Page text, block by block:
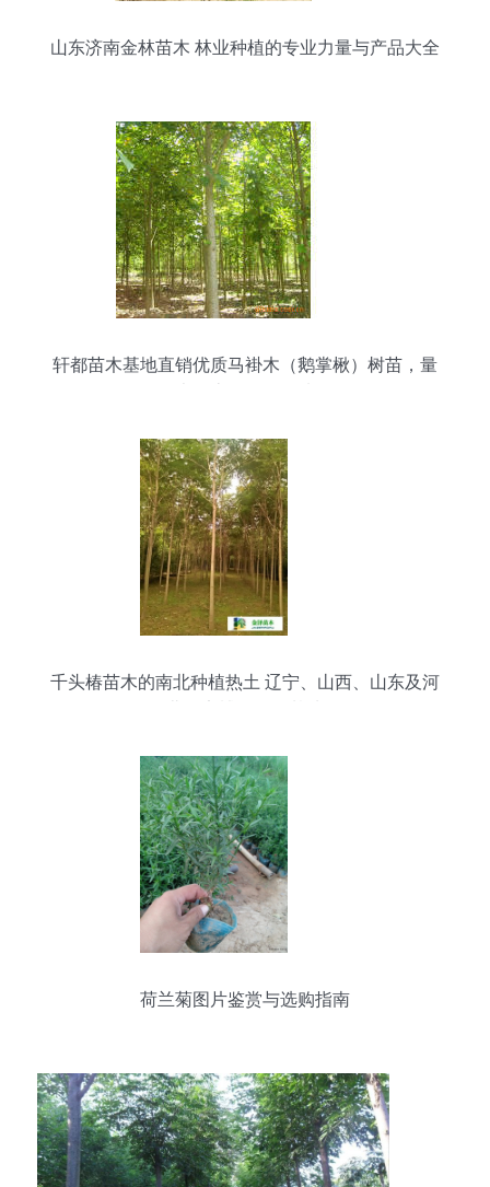
山东济南金林苗木 林业种植的专业力量与产品大全
轩都苗木基地直销优质马褂木（鹅掌楸）树苗，量
千头椿苗木的南北种植热土 辽宁、山西、山东及河
荷兰菊图片鉴赏与选购指南